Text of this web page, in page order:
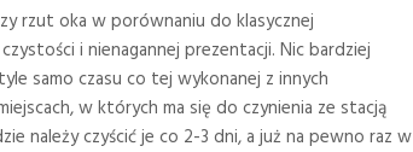
rzut oka w porównaniu do klasycznej
i nienagannej prezentacji. Nic bardziej
samo czasu co tej wykonanej z innych
w których ma się do czynienia ze stacją
należy czyścić je co 2-3 dni, a już na pewno raz w